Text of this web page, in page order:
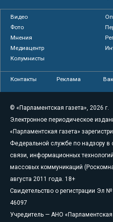
Видео
Фото
Мнения
Медиацентр
Колумнисты
Контакты Реклама
© «Парламентская газета», 2026 г.
Электронное периодическое
«Парламентская газета»
Федеральной службе по надзору в
связи, информационных
массовых коммуникаций
августа 2011 года. 18+
Свидетельство о регистрации Эл
46097
Учредитель — АНО «Парламентская